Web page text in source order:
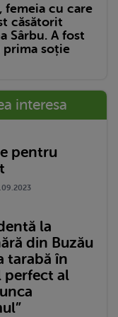
femeia cu care
căsătorit
Sârbu. A fost
soție
interesa
pentru
la
din Buzău
tarabă în
perfect al